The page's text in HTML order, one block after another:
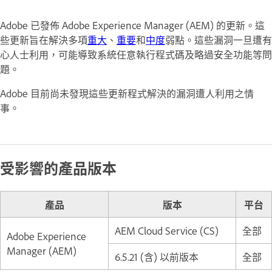
Adobe 已發佈 Adobe Experience Manager (AEM) 的更新。這
些更新旨在解決多項重大 、 重要和中度弱點。這些漏洞一旦遭有
心人士利用，可能導致系統任意執行程式碼及略過安全功能等問
題。
Adobe 目前尚未發現這些更新程式解決的漏洞遭人利用之情
事。
受影響的產品版本
產品 版本 平台
Adobe Experience
Manager (AEM)
AEM Cloud Service (CS)
全部
6.5.21 (含) 以前版本
全部